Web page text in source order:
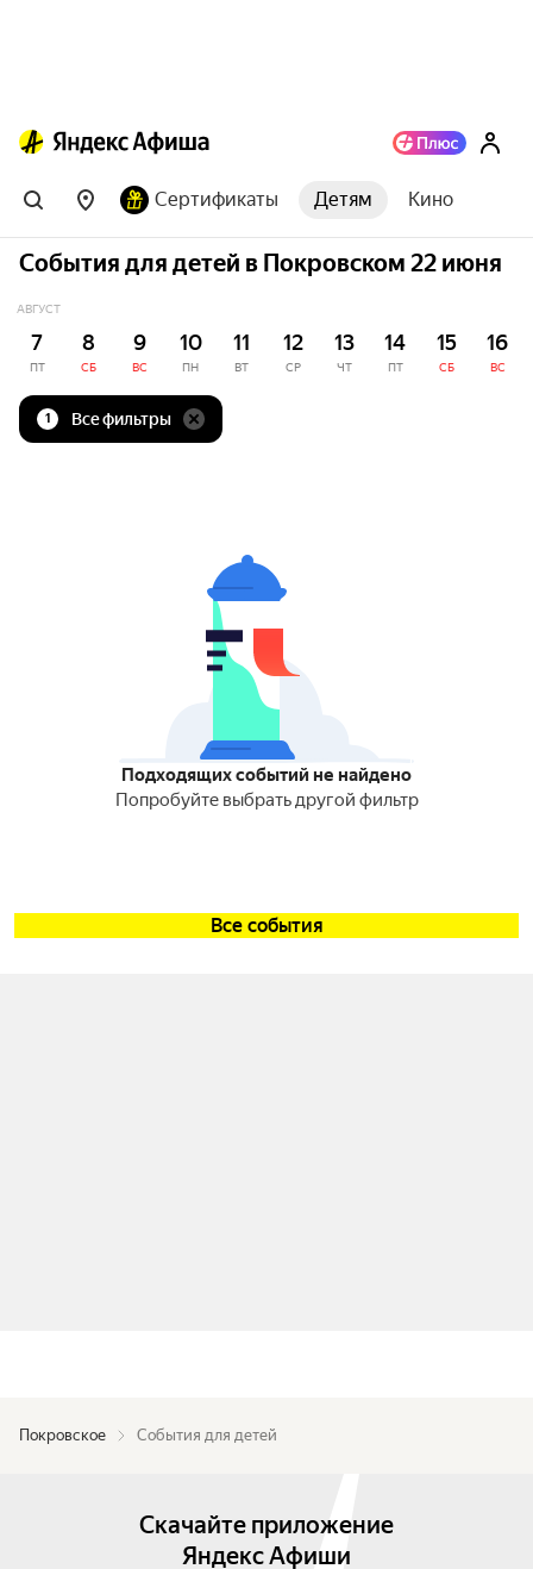
Сертификаты Детям Кино
События для детей в Покровском 22 июня
АВГУСТ
7
ПТ
8
СБ
9
ВС
10
ПН
11
ВТ
12
СР
13
ЧТ
14
ПТ
15
СБ
16
ВС
1 Все фильтры
Подходящих событий не найдено
Попробуйте выбрать другой фильтр
Все события
Покровское События для детей
Скачайте приложение
Яндекс Афиши